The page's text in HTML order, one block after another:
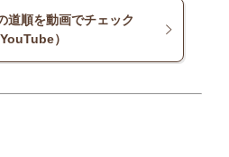
道順を動画でチェック
YouTube）